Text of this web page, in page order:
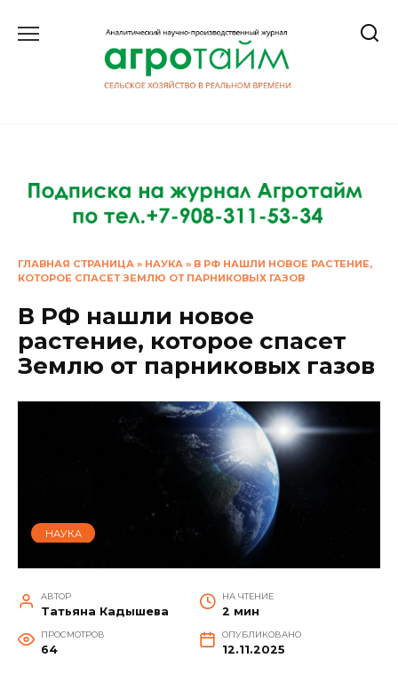
ГЛАВНАЯ СТРАНИЦА » НАУКА » В РФ НАШЛИ НОВОЕ РАСТЕНИЕ,
КОТОРОЕ СПАСЕТ ЗЕМЛЮ ОТ ПАРНИКОВЫХ ГАЗОВ
В РФ нашли новое
растение, которое спасет
Землю от парниковых газов
НАУКА
АВТОР
Татьяна Кадышева
НА ЧТЕНИЕ
2 мин
ПРОСМОТРОВ
64
ОПУБЛИКОВАНО
12.11.2025